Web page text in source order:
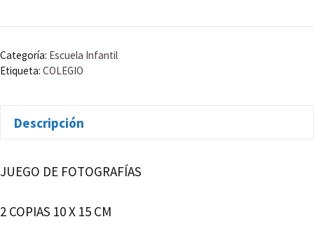
FOTOGRAFÍAS
cantidad
Categoría: Escuela Infantil
Etiqueta: COLEGIO
Descripción
JUEGO DE FOTOGRAFÍAS
2 COPIAS 10 X 15 CM